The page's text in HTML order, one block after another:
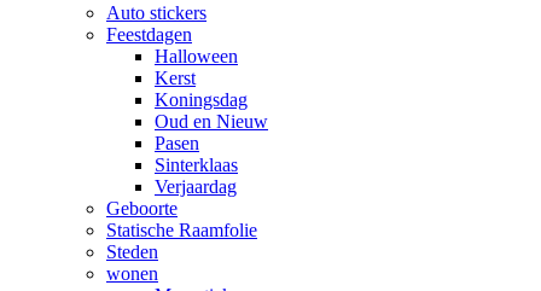
Auto stickers
Feestdagen
Halloween
Kerst
Koningsdag
Oud en Nieuw
Pasen
Sinterklaas
Verjaardag
Geboorte
Statische Raamfolie
Steden
wonen